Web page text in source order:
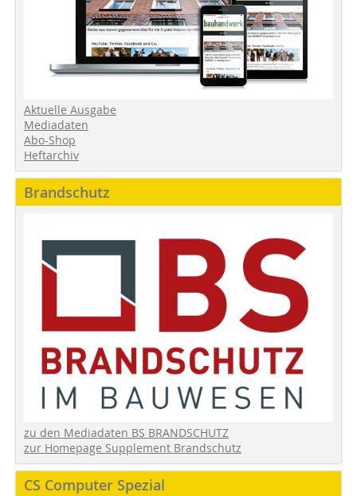
Aktuelle Ausgabe
Mediadaten
Abo-Shop
Heftarchiv
Brandschutz
zu den Mediadaten BS BRANDSCHUTZ
zur Homepage Supplement Brandschutz
CS Computer Spezial